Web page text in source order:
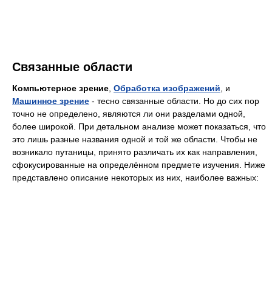
Связанные области
Компьютерное зрение Обработка изображений , и
Машинное зрение - тесно связанные области. Но до сих пор
точно не определено, являются ли они разделами одной,
более широкой. При детальном анализе может показаться, что
это лишь разные названия одной и той же области. Чтобы не
возникало путаницы, принято различать их как направления,
сфокусированные на определённом предмете изучения. Ниже
представлено описание некоторых из них, наиболее важных: